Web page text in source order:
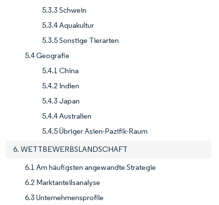
5.3.3 Schwein
5.3.4 Aquakultur
5.3.5 Sonstige Tierarten
5.4 Geografie
5.4.1 China
5.4.2 Indien
5.4.3 Japan
5.4.4 Australien
5.4.5 Übriger Asien-Pazifik-Raum
6. WETTBEWERBSLANDSCHAFT
6.1 Am häufigsten angewandte Strategie
6.2 Marktanteilsanalyse
6.3 Unternehmensprofile